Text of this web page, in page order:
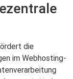
die
im Webhosting-